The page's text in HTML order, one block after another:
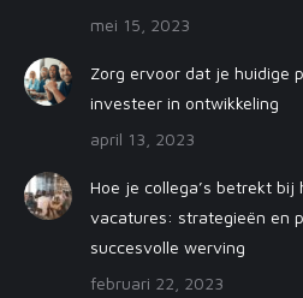
mei 15, 2023
Zorg ervoor dat je huidige
investeer in ontwikkeling
april 13, 2023
Hoe je collega’s betrekt
vacatures: strategieën en
succesvolle werving
februari 22, 2023